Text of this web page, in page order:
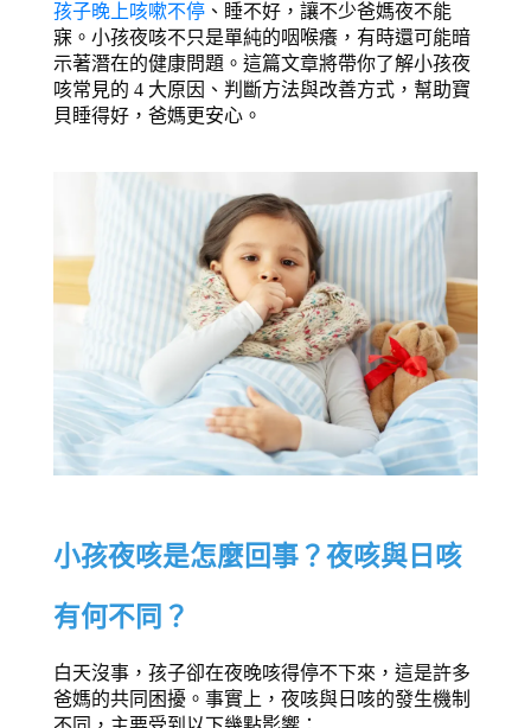
孩子晚上咳嗽不停 、睡不好，讓不少爸媽夜不能
寐。小孩夜咳不只是單純的咽喉癢，有時還可能暗
示著潛在的健康問題。這篇文章將帶你了解小孩夜
咳常見的 4 大原因、判斷方法與改善方式，幫助寶
貝睡得好，爸媽更安心。
小孩夜咳是怎麼回事？夜咳與日咳
有何不同？
白天沒事，孩子卻在夜晚咳得停不下來，這是許多
爸媽的共同困擾。事實上，夜咳與日咳的發生機制